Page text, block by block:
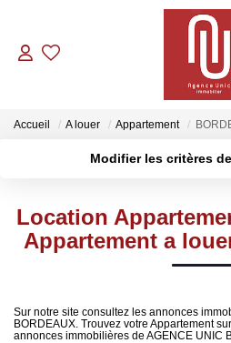
VENTES
Accueil A louer Appartement
Modifier les critères
Sélectionnez...
Type de bien
Créer une alerte
Location
Appartement a
Sur notre site consultez les annonces
BORDEAUX. Trouvez votre Appartement
annonces immobilières de AGENCE UNIC